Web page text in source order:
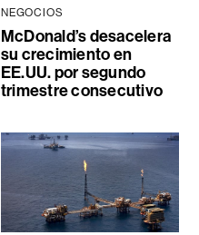
NEGOCIOS
McDonald’s desacelera
su crecimiento en
EE.UU. por segundo
trimestre consecutivo